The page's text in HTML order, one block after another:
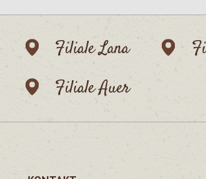
Filiale Lana
Filiale Auer